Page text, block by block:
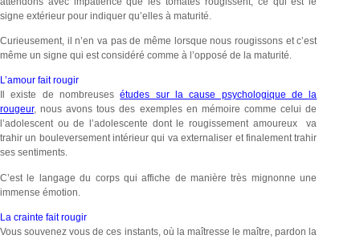
signe extérieur pour indiquer qu’elles à maturité.
Curieusement, il n’en va pas de même lorsque nous rougissons et c’est
même un signe qui est considéré comme à l’opposé de la maturité.
L’amour fait rougir
Il existe de nombreusesétudes sur la cause psychologique de la
rougeur, nous avons tous des exemples en mémoire comme celui de
l’adolescent ou de l’adolescente dont le rougissement amoureux va
trahir un bouleversement intérieur qui va externaliser et finalement trahir
ses sentiments.
C’est le langage du corps qui affiche de manière très mignonne une
immense émotion.
La crainte fait rougir
Vous souvenez vous de ces instants, où la maîtresse le maître, pardon la